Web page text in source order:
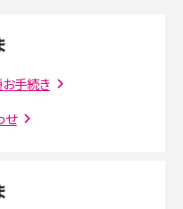
デメリットを解説
リット、接続方法を解説
レる？バレるケースや撮り方も解
お手続き
せ